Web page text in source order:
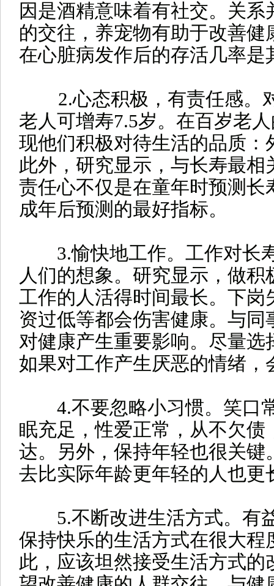
因是酒精意味着有社交。关
的交往，养宠物有助于改善健
在心脏病发作后的存活几率是
2.心态积极，有责任感。
老人可增寿7.5岁。在百岁老
现他们积极对待生活的品质：
此外，研究显示，与长寿最相
责任心不仅是在童年时预测长
成年后预测的最好指标。
3.愉快地工作。 工作对长
人们的想象。研究显示，做
工作的人活得时间最长。下岗
资过低等都会伤害健康。与同
对健康产生重要影响。尽量选
如果对工作产生厌恶的情绪，
4.不要忽略小习惯。 笑口
眠充足，性爱正常，从不欠债
达。另外，保持年轻也很关键
去比实际年龄更年轻的人也更
5.不断改进生活方式。 有
保持快乐的生活方式在很大程
此，应该坦然接受生活方式的